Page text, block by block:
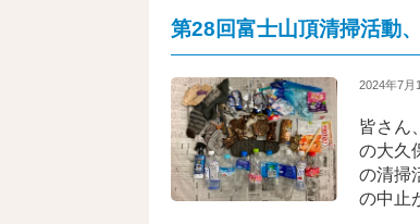
第28回富士山頂清掃活動
2024年7月
皆さん
の大久
の清掃
の中止